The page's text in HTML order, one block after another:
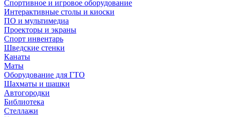
Спортивное и игровое оборудование
Интерактивные столы и киоски
ПО и мультимедиа
Проекторы и экраны
Спорт инвентарь
Шведские стенки
Канаты
Маты
Оборудование для ГТО
Шахматы и шашки
Автогородки
Библиотека
Стеллажи